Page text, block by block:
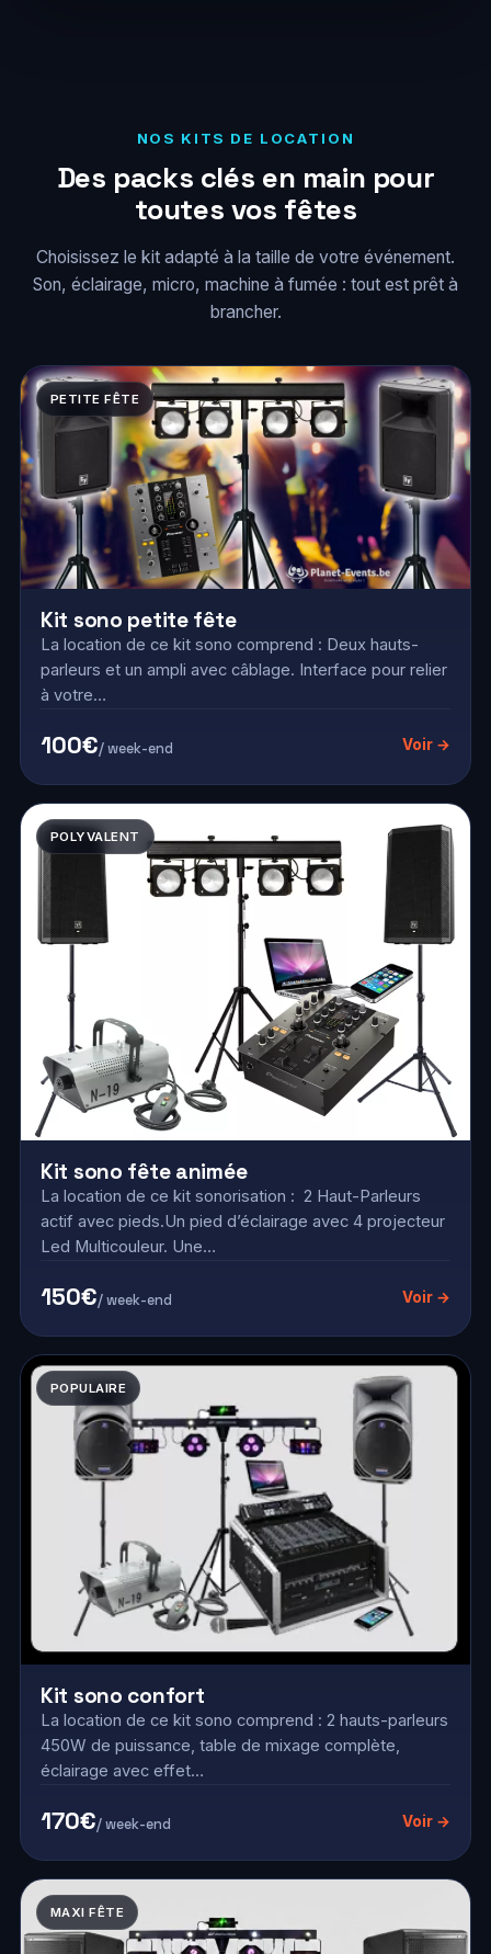
NOS KITS DE LOCATION
Des packs clés en main pour
toutes vos fêtes
Choisissez le kit adapté à la taille de votre événement.
Son, éclairage, micro, machine à fumée : tout est prêt à
brancher.
PETITE FÊTE
Kit sono petite fête
La location de ce kit sono comprend : Deux hauts-
parleurs et un ampli avec câblage. Interface pour relier
à votre…
100€/ week-end Voir →
POLYVALENT
Kit sono fête animée
La location de ce kit sonorisation : 2 Haut-Parleurs
actif avec pieds.Un pied d’éclairage avec 4 projecteur
Led Multicouleur. Une…
150€/ week-end Voir →
POPULAIRE
Kit sono confort
La location de ce kit sono comprend : 2 hauts-parleurs
450W de puissance, table de mixage complète,
éclairage avec effet…
170€/ week-end Voir →
MAXI FÊTE